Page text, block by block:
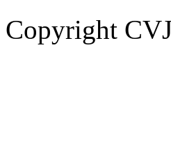
Copyright